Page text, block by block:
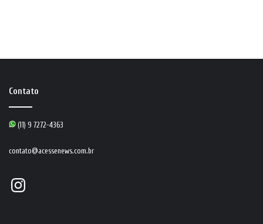
Contato
(11) 9 7272-4363
contato@acessenews.com.br
Instagram